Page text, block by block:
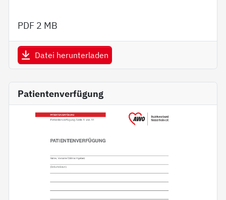
PDF 2 MB
Datei herunterladen
Patientenverfügung